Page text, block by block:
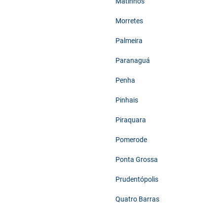
Morretes
Palmeira
Paranaguá
Penha
Pinhais
Piraquara
Pomerode
Ponta Grossa
Prudentópolis
Quatro Barras